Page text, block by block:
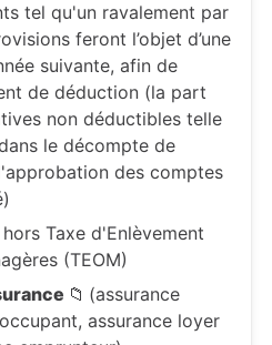
tel qu'un ravalement par
feront l’objet d’une
suivante, afin de
de déduction (la part
non déductibles telle
le décompte de
des comptes
hors Taxe d'Enlèvement
(TEOM)
📁 (assurance
assurance loyer